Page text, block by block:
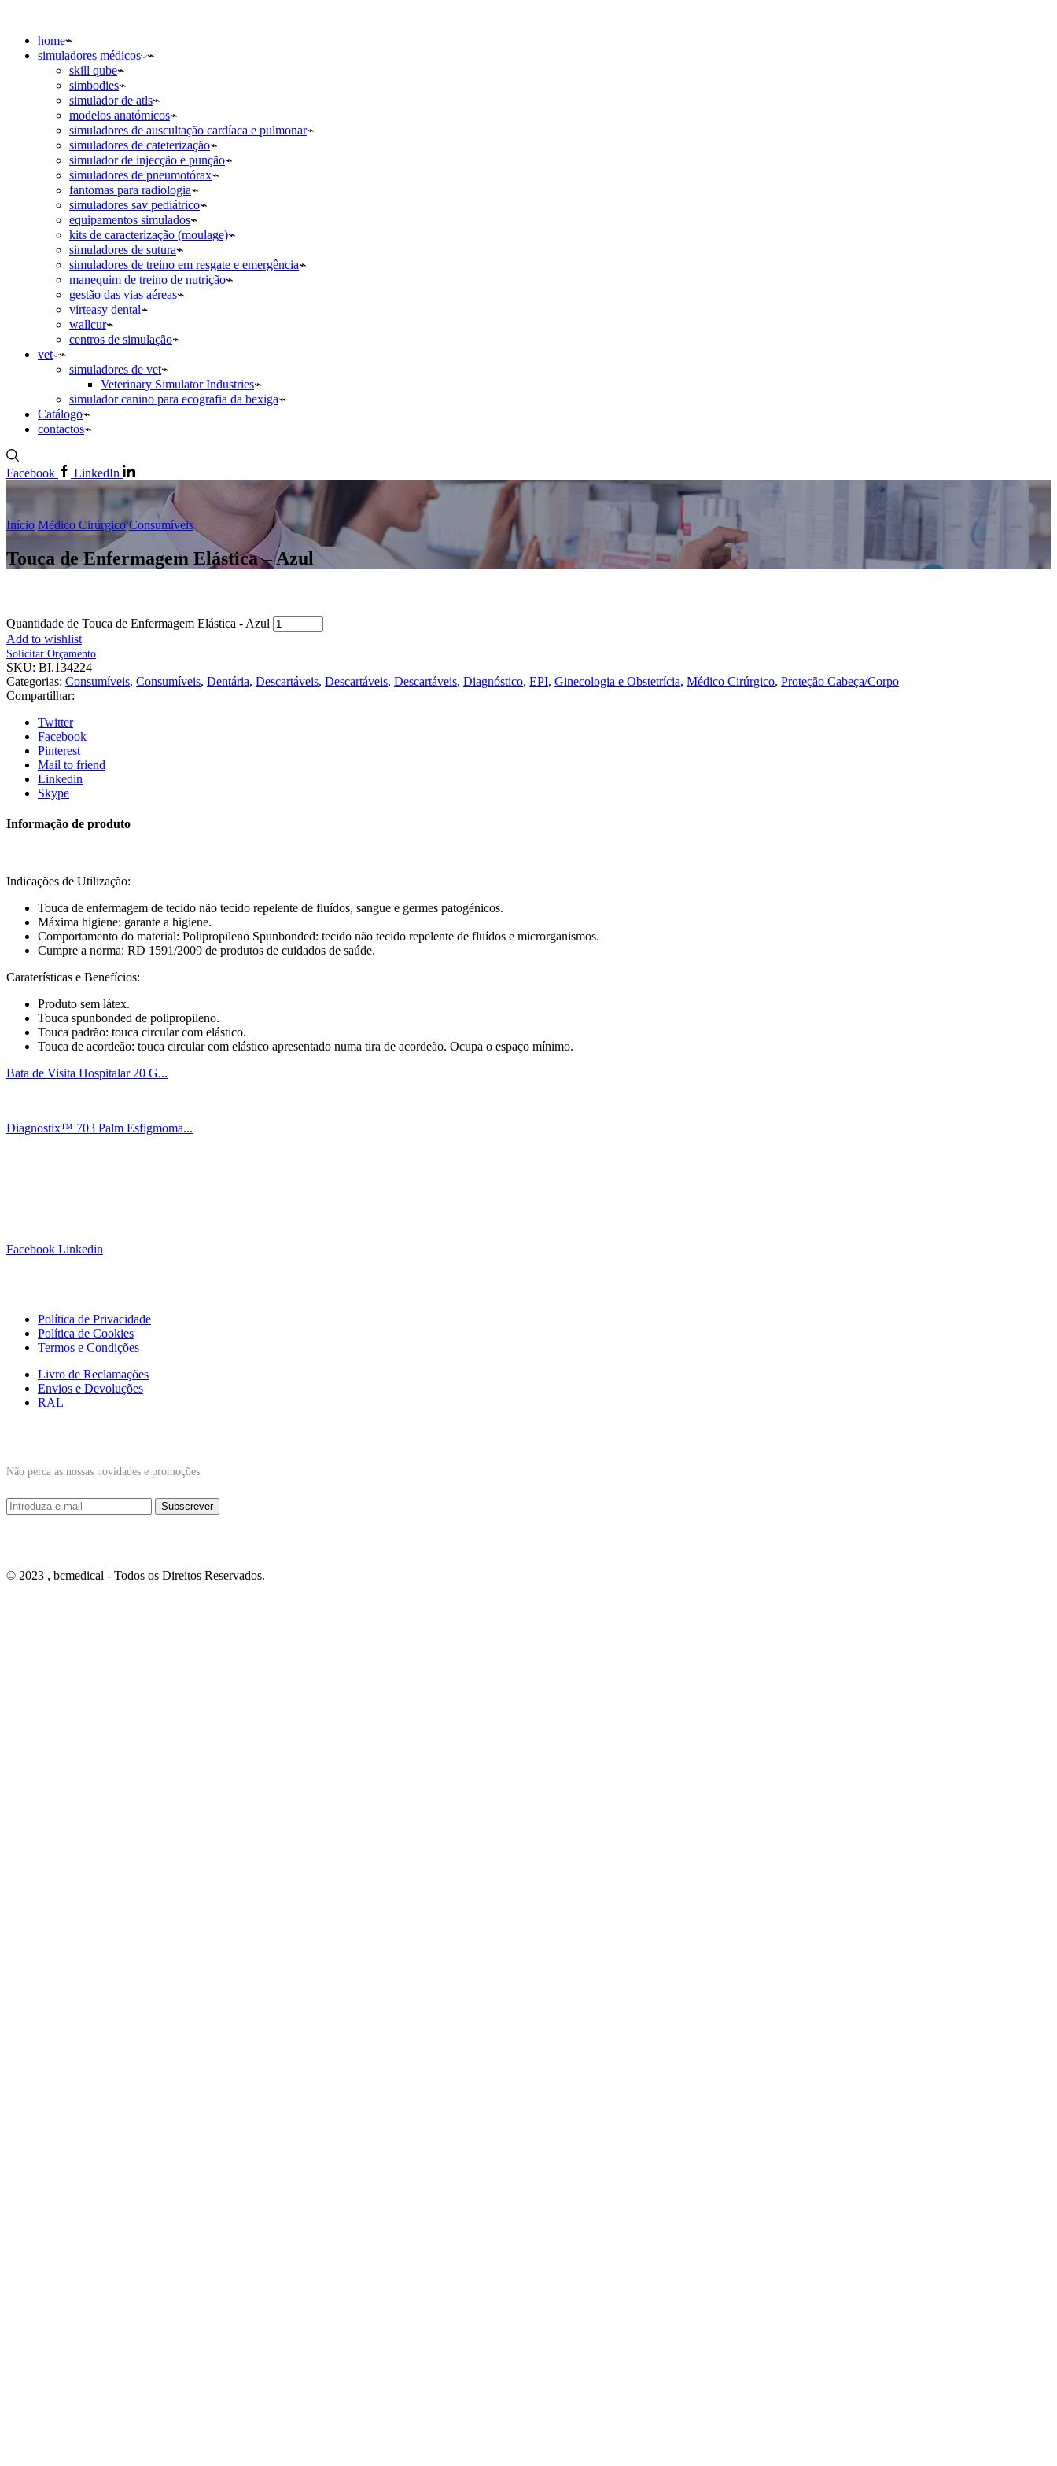
home
simuladores médicos
skill qube
simbodies
simulador de atls
modelos anatómicos
simuladores de auscultação cardíaca e pulmonar
simuladores de cateterização
simulador de injecção e punção
simuladores de pneumotórax
fantomas para radiologia
simuladores sav pediátrico
equipamentos simulados
kits de caracterização (moulage)
simuladores de sutura
simuladores de treino em resgate e emergência
manequim de treino de nutrição
gestão das vias aéreas
virteasy dental
wallcur
centros de simulação
vet
simuladores de vet
Veterinary Simulator Industries
simulador canino para ecografia da bexiga
Catálogo
contactos
Facebook LinkedIn
Início Médico Cirúrgico Consumíveis
Touca de Enfermagem Elástica – Azul
Quantidade de Touca de Enfermagem Elástica - Azul
Add to wishlist
Solicitar Orçamento
SKU: BI.134224
Categorias: Consumíveis, Consumíveis, Dentária, Descartáveis, Descartáveis, Descartáveis, Diagnóstico, EPI, Ginecologia e Obstetrícia, Médico Cirúrgico, Proteção Cabeça/Corpo
Compartilhar:
Twitter
Facebook
Pinterest
Mail to friend
Linkedin
Skype
Informação de produto
Indicações de Utilização:
Touca de enfermagem de tecido não tecido repelente de fluídos, sangue e germes patogénicos.
Máxima higiene: garante a higiene.
Comportamento do material: Polipropileno Spunbonded: tecido não tecido repelente de fluídos e microrganismos.
Cumpre a norma: RD 1591/2009 de produtos de cuidados de saúde.
Caraterísticas e Benefícios:
Produto sem látex.
Touca spunbonded de polipropileno.
Touca padrão: touca circular com elástico.
Touca de acordeão: touca circular com elástico apresentado numa tira de acordeão. Ocupa o espaço mínimo.
Bata de Visita Hospitalar 20 G...
Diagnostix™ 703 Palm Esfigmoma...
Facebook Linkedin
Política de Privacidade
Política de Cookies
Termos e Condições
Livro de Reclamações
Envios e Devoluções
RAL
Não perca as nossas novidades e promoções
© 2023 , bcmedical - Todos os Direitos Reservados.